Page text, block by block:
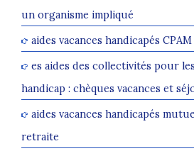
un organisme impliqué
aides vacances handicapés CPAM
es aides des collectivités pour
handicap : chèques vacances et
aides vacances handicapés
retraite